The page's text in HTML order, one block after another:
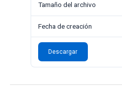
Tamaño del archivo
Fecha de creación
Descargar